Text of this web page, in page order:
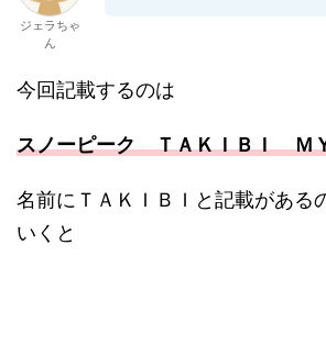
ジェラちゃ
ん
今回記載するのは
スノーピーク ＴＡＫＩＢＩ Ｍ
名前にＴＡＫＩＢＩと記載がある
いくと